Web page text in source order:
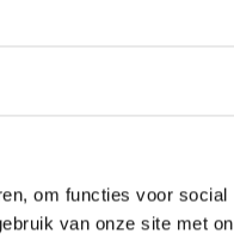
om functies voor
van onze site met